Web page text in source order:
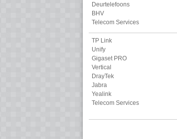
Deurtelefoons
BHV
Telecom Services
TP Link
Unify
Gigaset PRO
Vertical
DrayTek
Jabra
Yealink
Telecom Services